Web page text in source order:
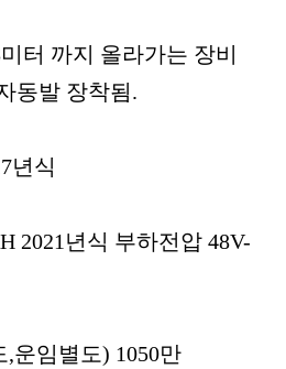
터 까지 올라가는 장비
동발 장착됨.
년식
2021년식 부하전압 48V-
운임별도) 1050만